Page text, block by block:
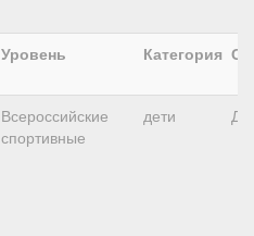
Уровень Категория
Всероссийские
спортивные
дети